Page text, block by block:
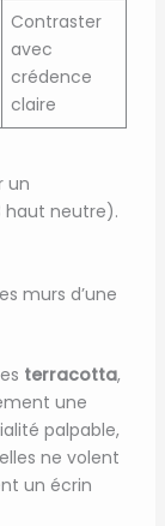
Contraster
avec
crédence
claire
un
haut neutre).
murs d’une
terracotta,
une
palpable,
ne volent
un écrin